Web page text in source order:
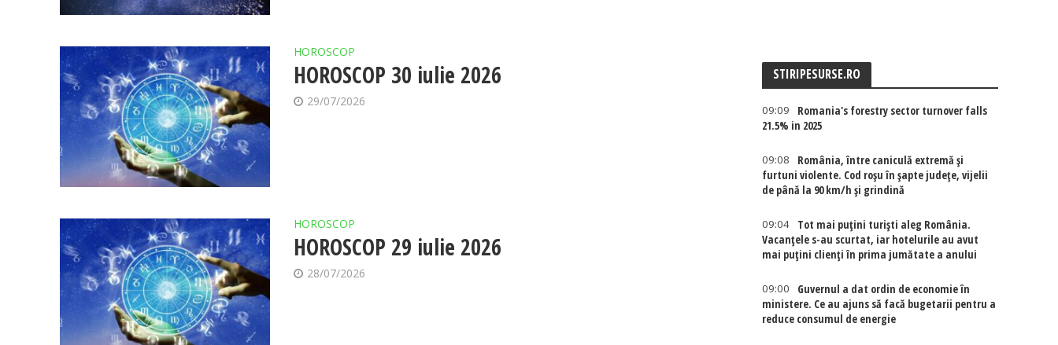
HOROSCOP
HOROSCOP 30 iulie 2026
29/07/2026
HOROSCOP
HOROSCOP 29 iulie 2026
28/07/2026
STIRIPESURSE.RO
09:09
Romania's forestry sector turnover falls
21.5% in 2025
09:08
România, între caniculă extremă și
furtuni violente. Cod roșu în șapte județe, vijelii
de până la 90 km/h și grindină
09:04
Tot mai puțini turiști aleg România.
Vacanțele s-au scurtat, iar hotelurile au avut
mai puțini clienți în prima jumătate a anului
09:00
Guvernul a dat ordin de economie în
ministere. Ce au ajuns să facă bugetarii pentru a
reduce consumul de energie